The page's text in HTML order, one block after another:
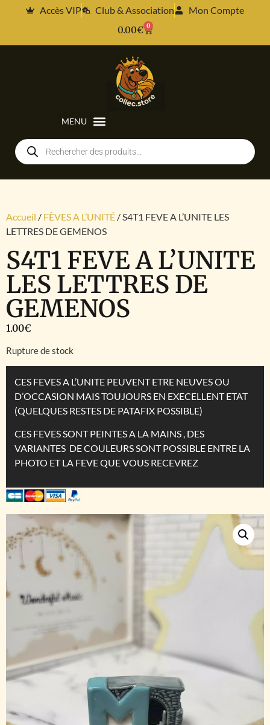
Accès VIP Club & Association
Mon Compte
0.00€ 0
Accueil / FÈVES A L’UNITÉ / S4T1 FEVE A L’UNITE LES
LETTRES DE GEMENOS
S4T1 FEVE A L’UNITE
LES LETTRES DE
GEMENOS
1.00€
Rupture de stock
CES FEVES A L’UNITE PEUVENT ETRE NEUVES OU
D’OCCASION MAIS TOUJOURS EN EXECELLENT ETAT
(QUELQUES RESTES DE PATAFIX POSSIBLE)
CES FEVES SONT PEINTES A LA MAINS , DES
VARIANTES DE COULEURS SONT POSSIBLE ENTRE LA
PHOTO ET LA FEVE QUE VOUS RECEVREZ